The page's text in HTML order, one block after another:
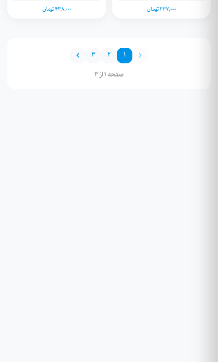
237,000 تومان 438,000 تومان
1
2
3
صفحه 1 از 3